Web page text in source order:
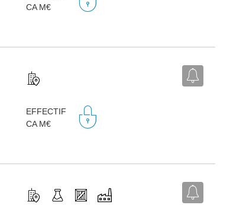
CA M€
EFFECTIF
CA M€